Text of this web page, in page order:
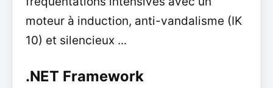
moteur à induction, anti-vandalisme (IK
10) et silencieux ...
.NET Framework